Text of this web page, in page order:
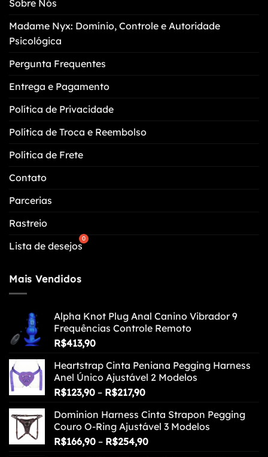
ser
na
página
produto
Sobre Nós
Madame Nyx: Domínio, Controle e Autoridade
Psicológica
Pergunta Frequentes
Entrega e Pagamento
Política de Privacidade
Política de Troca e Reembolso
Política de Frete
Contato
Parcerias
Rastreio
Lista de desejos
Mais Vendidos
Alpha Knot Plug Anal Canino Vibrador 9
Frequências Controle Remoto
R$413,90
Heartstrap Cinta Peniana Pegging Harness
Anel Único Ajustável 2 Modelos
R$123,90 – R$217,90Faixa
preço:
R$123,90
através
Dominion Harness Cinta Strapon Pegging
Couro O-Ring Ajustável 3 Modelos
R$166,90 – R$254,90Faixa